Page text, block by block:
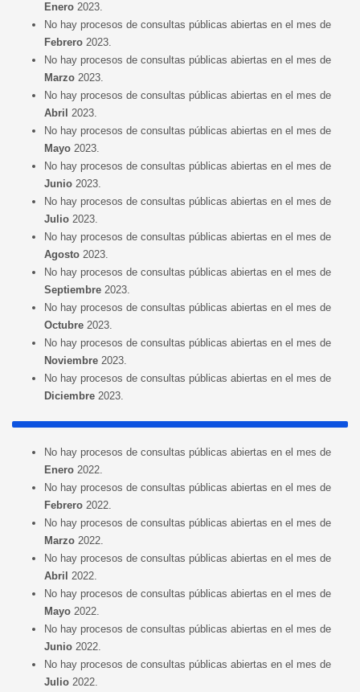
Enero 2023.
No hay procesos de consultas públicas abiertas en el mes de
Febrero 2023.
No hay procesos de consultas públicas abiertas en el mes de
Marzo 2023.
No hay procesos de consultas públicas abiertas en el mes de
Abril 2023.
No hay procesos de consultas públicas abiertas en el mes de
Mayo 2023.
No hay procesos de consultas públicas abiertas en el mes de
Junio 2023.
No hay procesos de consultas públicas abiertas en el mes de
Julio 2023.
No hay procesos de consultas públicas abiertas en el mes de
Agosto 2023.
No hay procesos de consultas públicas abiertas en el mes de
Septiembre 2023.
No hay procesos de consultas públicas abiertas en el mes de
Octubre 2023.
No hay procesos de consultas públicas abiertas en el mes de
Noviembre 2023.
No hay procesos de consultas públicas abiertas en el mes de
Diciembre 2023.
No hay procesos de consultas públicas abiertas en el mes de
Enero 2022.
No hay procesos de consultas públicas abiertas en el mes de
Febrero 2022.
No hay procesos de consultas públicas abiertas en el mes de
Marzo 2022.
No hay procesos de consultas públicas abiertas en el mes de
Abril 2022.
No hay procesos de consultas públicas abiertas en el mes de
Mayo 2022.
No hay procesos de consultas públicas abiertas en el mes de
Junio 2022.
No hay procesos de consultas públicas abiertas en el mes de
Julio 2022.